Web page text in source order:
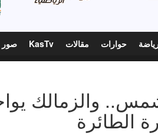
حوارات مقالات KasTv صور
والزمالك
الطائرة